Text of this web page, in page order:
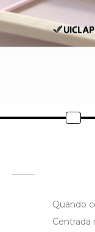
Quando
Centrada